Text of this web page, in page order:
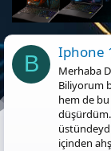
B Iphone
Merhaba
Biliyorum
hem de bu
içinden